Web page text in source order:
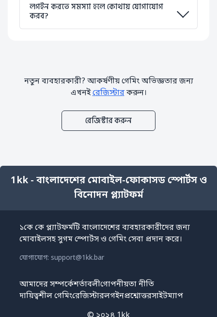
লগইন করতে সমস্যা হলে কোথায় যোগাযোগ
করব?
নতুন ব্যবহারকারী? আকর্ষণীয় গেমিং অভিজ্ঞতার জন্য
এখনইরেজিস্টারকরুন।
রেজিস্টার করুন
1kk - বাংলাদেশের মোবাইল-ফোকাসড স্পোর্টস ও
বিনোদন প্ল্যাটফর্ম
১কে কে প্ল্যাটফর্মটি বাংলাদেশের ব্যবহারকারীদের জন্য
মোবাইলসহ সুগম স্পোর্টস ও গেমিং সেবা প্রদান করে।
যোগাযোগ: support@1kk.bar
আমাদের সম্পর্কেশর্তাবলীগোপনীয়তা নীতি
দায়িত্বশীল গেমিংরেজিস্টারলগইনপ্রশ্নোত্তরসাইটম্যাপ